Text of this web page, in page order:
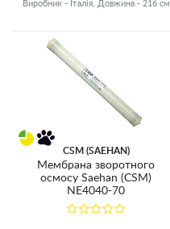
Виробник - Італія, Довжина - 216 см
CSM (SAEHAN)
Мембрана зворотного
осмосу Saehan (CSM)
NE4040-70